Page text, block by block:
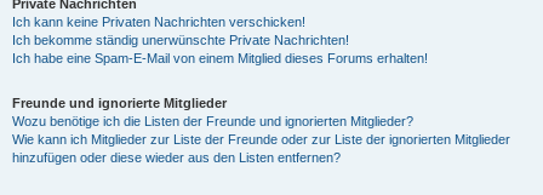
Private Nachrichten
Ich kann keine Privaten Nachrichten verschicken!
Ich bekomme ständig unerwünschte Private Nachrichten!
Ich habe eine Spam-E-Mail von einem Mitglied dieses Forums erhalten!
Freunde und ignorierte Mitglieder
Wozu benötige ich die Listen der Freunde und ignorierten Mitglieder?
Wie kann ich Mitglieder zur Liste der Freunde oder zur Liste der ignorierten Mitglieder
hinzufügen oder diese wieder aus den Listen entfernen?